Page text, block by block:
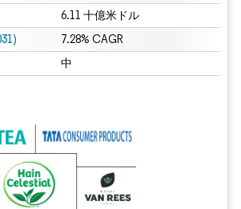
6.11 十億米ドル
7.28% CAGR
中
。再利用にはCC BY 4.0の表示が必要です。